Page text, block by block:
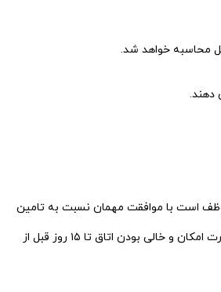
دهند.
صادره اقدام کند، مدیر واحد موظف است با موافقت مهمان نسبت به تامین
مهمانانی که به هر دلیل از انجام سفر منصرف و یا تمایل به تغییر رزرو دارند، باید مراتب را کتبی به واحد اقامتی اطلاع داده و تاییدیه واحد را دریافت کنند. تغییر تاریخ در صورت امکان و خالی بودن اتاق تا ۱۵ روز قبل از